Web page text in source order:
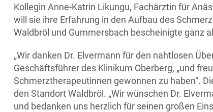
Kollegin Anne-Katrin Likungu, Fachärztin für
will sie ihre Erfahrung in den Aufbau des
Waldbröl und Gummersbach bescheinigte ganz
„Wir danken Dr. Elvermann für den nahtlosen
Geschäftsführer des Klinikum Oberberg, „und
Schmerztherapeutinnen gewonnen zu haben“.
den Standort Waldbröl. „Wir wünschen Dr.
und bedanken uns herzlich für seinen großen